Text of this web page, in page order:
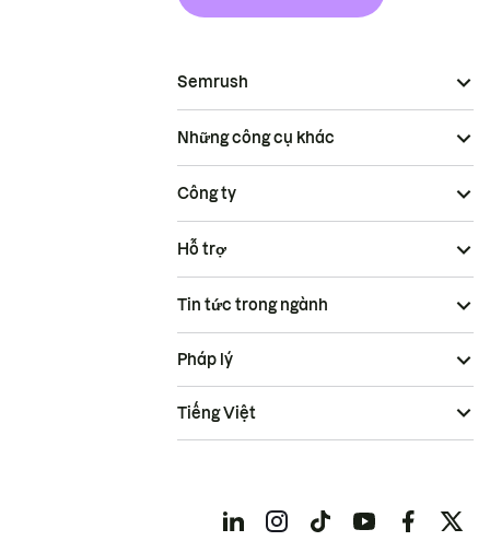
Semrush
Những công cụ khác
Công ty
Hỗ trợ
Tin tức trong ngành
Pháp lý
Tiếng Việt